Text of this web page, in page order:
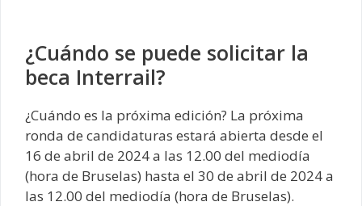
¿Cuándo se puede solicitar la
beca Interrail?
¿Cuándo es la próxima edición? La próxima
ronda de candidaturas estará abierta desde el
16 de abril de 2024 a las 12.00 del mediodía
(hora de Bruselas) hasta el 30 de abril de 2024 a
las 12.00 del mediodía (hora de Bruselas).